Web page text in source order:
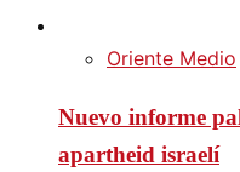
Oriente Medio
Nuevo informe
apartheid israelí